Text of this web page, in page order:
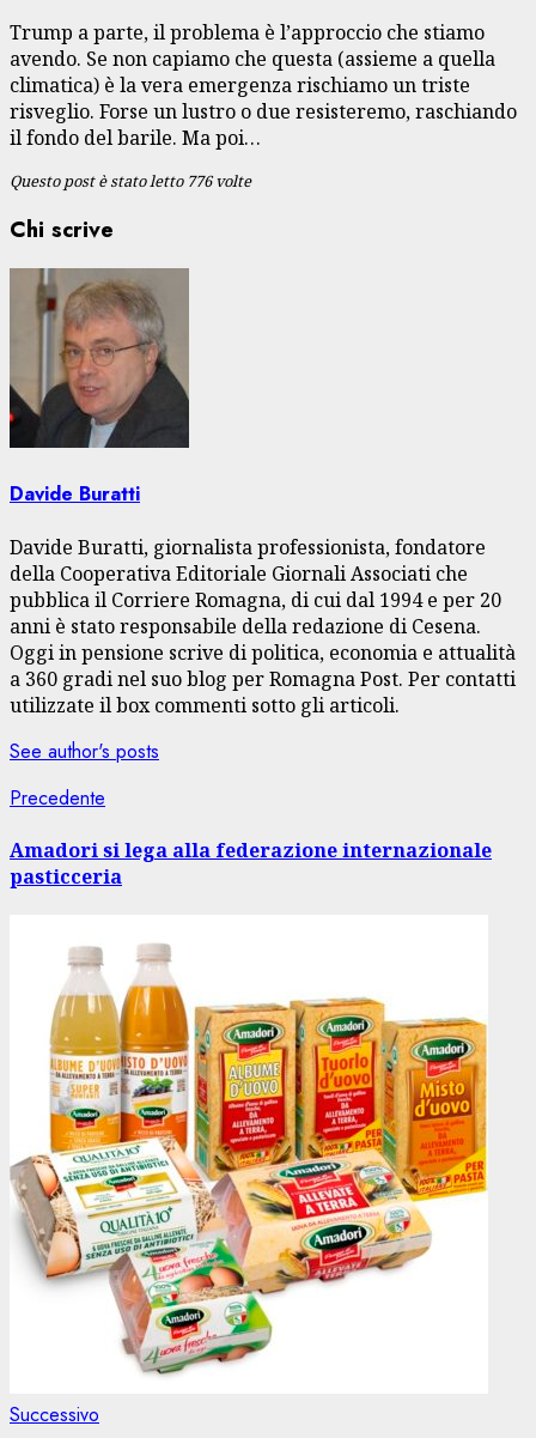
Trump a parte, il problema è l’approccio che stiamo
avendo. Se non capiamo che questa (assieme a quella
climatica) è la vera emergenza rischiamo un triste
risveglio. Forse un lustro o due resisteremo, raschiando
il fondo del barile. Ma poi…
Questo post è stato letto 776 volte
Chi scrive
Davide Buratti
Davide Buratti, giornalista professionista, fondatore
della Cooperativa Editoriale Giornali Associati che
pubblica il Corriere Romagna, di cui dal 1994 e per 20
anni è stato responsabile della redazione di Cesena.
Oggi in pensione scrive di politica, economia e attualità
a 360 gradi nel suo blog per Romagna Post. Per contatti
utilizzate il box commenti sotto gli articoli.
See author's posts
Navigazione
articolo
Precedente
Amadori si lega alla federazione internazionale
pasticceria
Successivo